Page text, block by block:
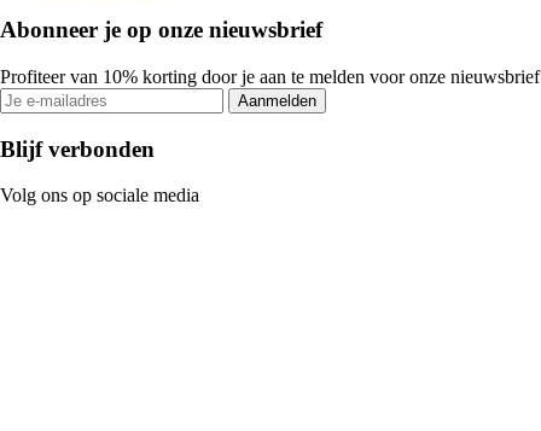
Abonneer je op onze nieuwsbrief
Profiteer van 10% korting door je aan te melden voor onze nieuwsbrief
Aanmelden
Blijf verbonden
Volg ons op sociale media